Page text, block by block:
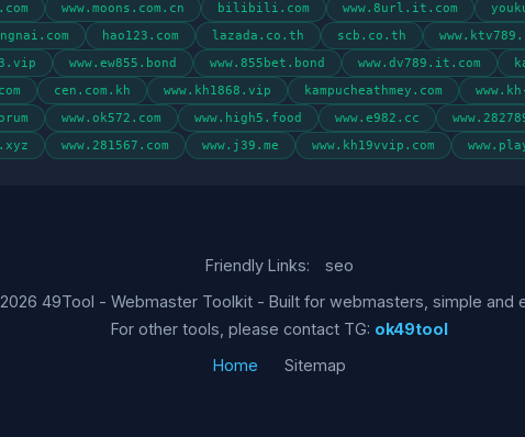
www.moons.com.cn bilibili.com www.8url.it.com
hao123.com lazada.co.th scb.co.th
www.ew855.bond www.855bet.bond www.dv789.it.com
cen.com.kh www.kh1868.vip kampucheathmey.com
www.ok572.com www.high5.food www.e982.cc
www.281567.com www.j39.me www.kh19vvip.com
Friendly Links:
seo
49Tool - Webmaster Toolkit - Built for webmasters, simple and
For other tools, please contact TG: ok49tool
Home
Sitemap